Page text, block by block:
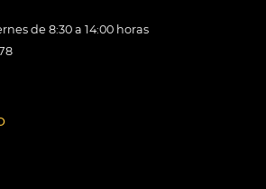
de 8:30 a 14:00 horas